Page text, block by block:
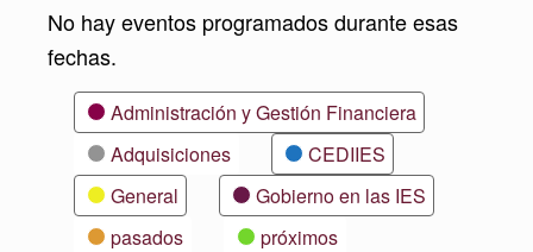
No hay eventos programados durante esas
fechas.
CategoríasAdministración y Gestión Financiera
Adquisiciones
CEDIIES
General
Gobierno en las IES
pasados
próximos